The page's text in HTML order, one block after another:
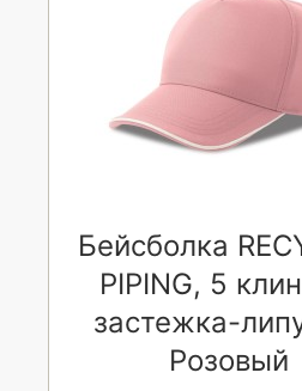
Бейсболка
PIPING, 5
застежка-
Розовый